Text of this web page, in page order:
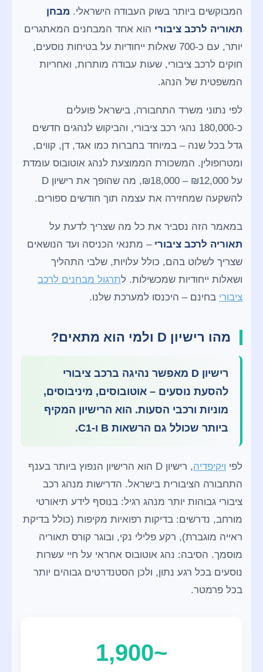
המבוקשים ביותר בשוק העבודה הישראלי. מבחן
תאוריה לרכב ציבורי הוא אחד המבחנים המאתגרים
יותר, עם כ-700 שאלות ייחודיות על בטיחות נוסעים,
חוקים לרכב ציבורי, שעות עבודה מותרות, ואחריות
המשפטית של הנהג.
לפי נתוני משרד התחבורה, בישראל פועלים
כ-180,000 נהגי רכב ציבורי, והביקוש לנהגים חדשים
גדל בכל שנה – במיוחד בחברות כמו אגד, דן, קווים,
ומטרופולין. המשכורת הממוצעת לנהג אוטובוס עומדת
על ₪18,000 – ₪12,000
, מה שהופך את רישיון D
להשקעה שמחזירה את עצמה תוך חודשים ספורים.
במאמר הזה נסביר את כל מה שצריך לדעת על
תאוריה לרכב ציבורי – מתנאי הכניסה ועד הנושאים
שצריך לשלוט בהם, כולל עלויות, שלבי התהליך
ושאלות ייחודיות שמכשילות. לתרגול מבחנים לרכב
ציבורי בחינם – היכנסו למערכת שלנו.
מהו רישיון D ולמי הוא מתאים?
רישיון D מאפשר נהיגה ברכב ציבורי
להסעת נוסעים – אוטובוסים, מיניבוסים,
מוניות ורכבי הסעות. הוא הרישיון המקיף
ביותר שכולל גם הרשאות B ו-C1.
לפי ויקיפדיה
, רישיון D הוא הרישיון הנפוץ ביותר בענף
התחבורה הציבורית בישראל. הדרישות מנהג רכב
ציבורי גבוהות יותר מנהג רגיל: בנוסף לידע תיאורטי
מורחב, נדרשים: בדיקות רפואיות מקיפות (כולל בדיקת
ראייה מוגברת), רקע פלילי נקי, ובוגר קורס תאוריה
מוסמך. הסיבה: נהג אוטובוס אחראי על חיי עשרות
נוסעים בכל רגע נתון, ולכן הסטנדרטים גבוהים יותר
בכל פרמטר.
~1,900